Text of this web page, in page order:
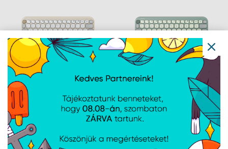
ASUS Marshmallow
KW100 vezeték nélküli
billentyűzet - HU layout -
Oat Milk
ASUS Marshmallow
KW100 vezeték nélküli
billentyűzet - HU layout -
Green Tea Latte